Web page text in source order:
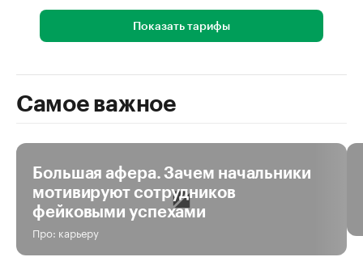
Показать тарифы
Самое важное
Большая афера. Зачем начальники
мотивируют сотрудников
фейковыми успехами
Про: карьеру